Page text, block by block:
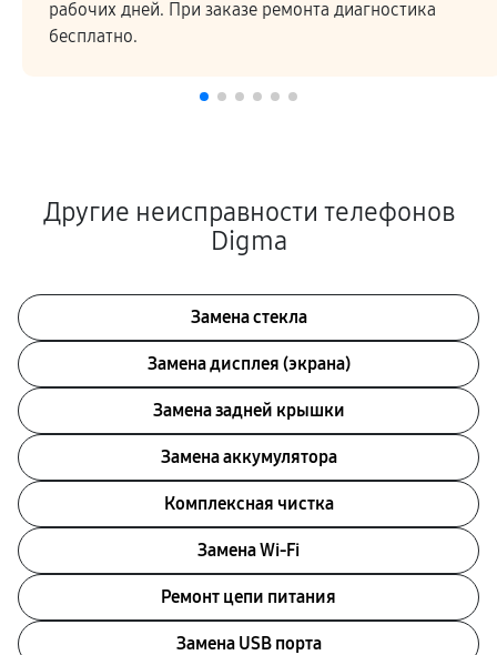
рабочих дней. При заказе ремонта диагностика
бесплатно.
Другие неисправности телефонов
Digma
Замена стекла
Замена дисплея (экрана)
Замена задней крышки
Замена аккумулятора
Комплексная чистка
Замена Wi-Fi
Ремонт цепи питания
Замена USB порта